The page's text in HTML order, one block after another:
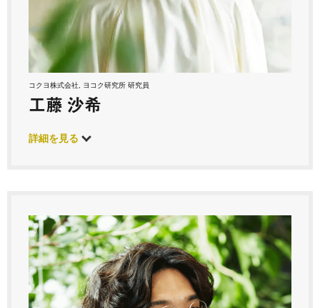
コクヨ株式会社, ヨコク研究所 研究員
工藤 沙希
詳細を見る